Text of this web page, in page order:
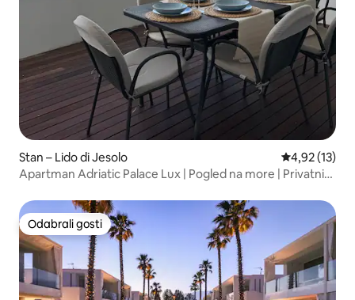
Stan – Lido di Jesolo Prosječna
4,92 (13)
Apartman Adriatic Palace Lux | Pogled na more | Privatni
Odabrali gosti
Odabrali gosti